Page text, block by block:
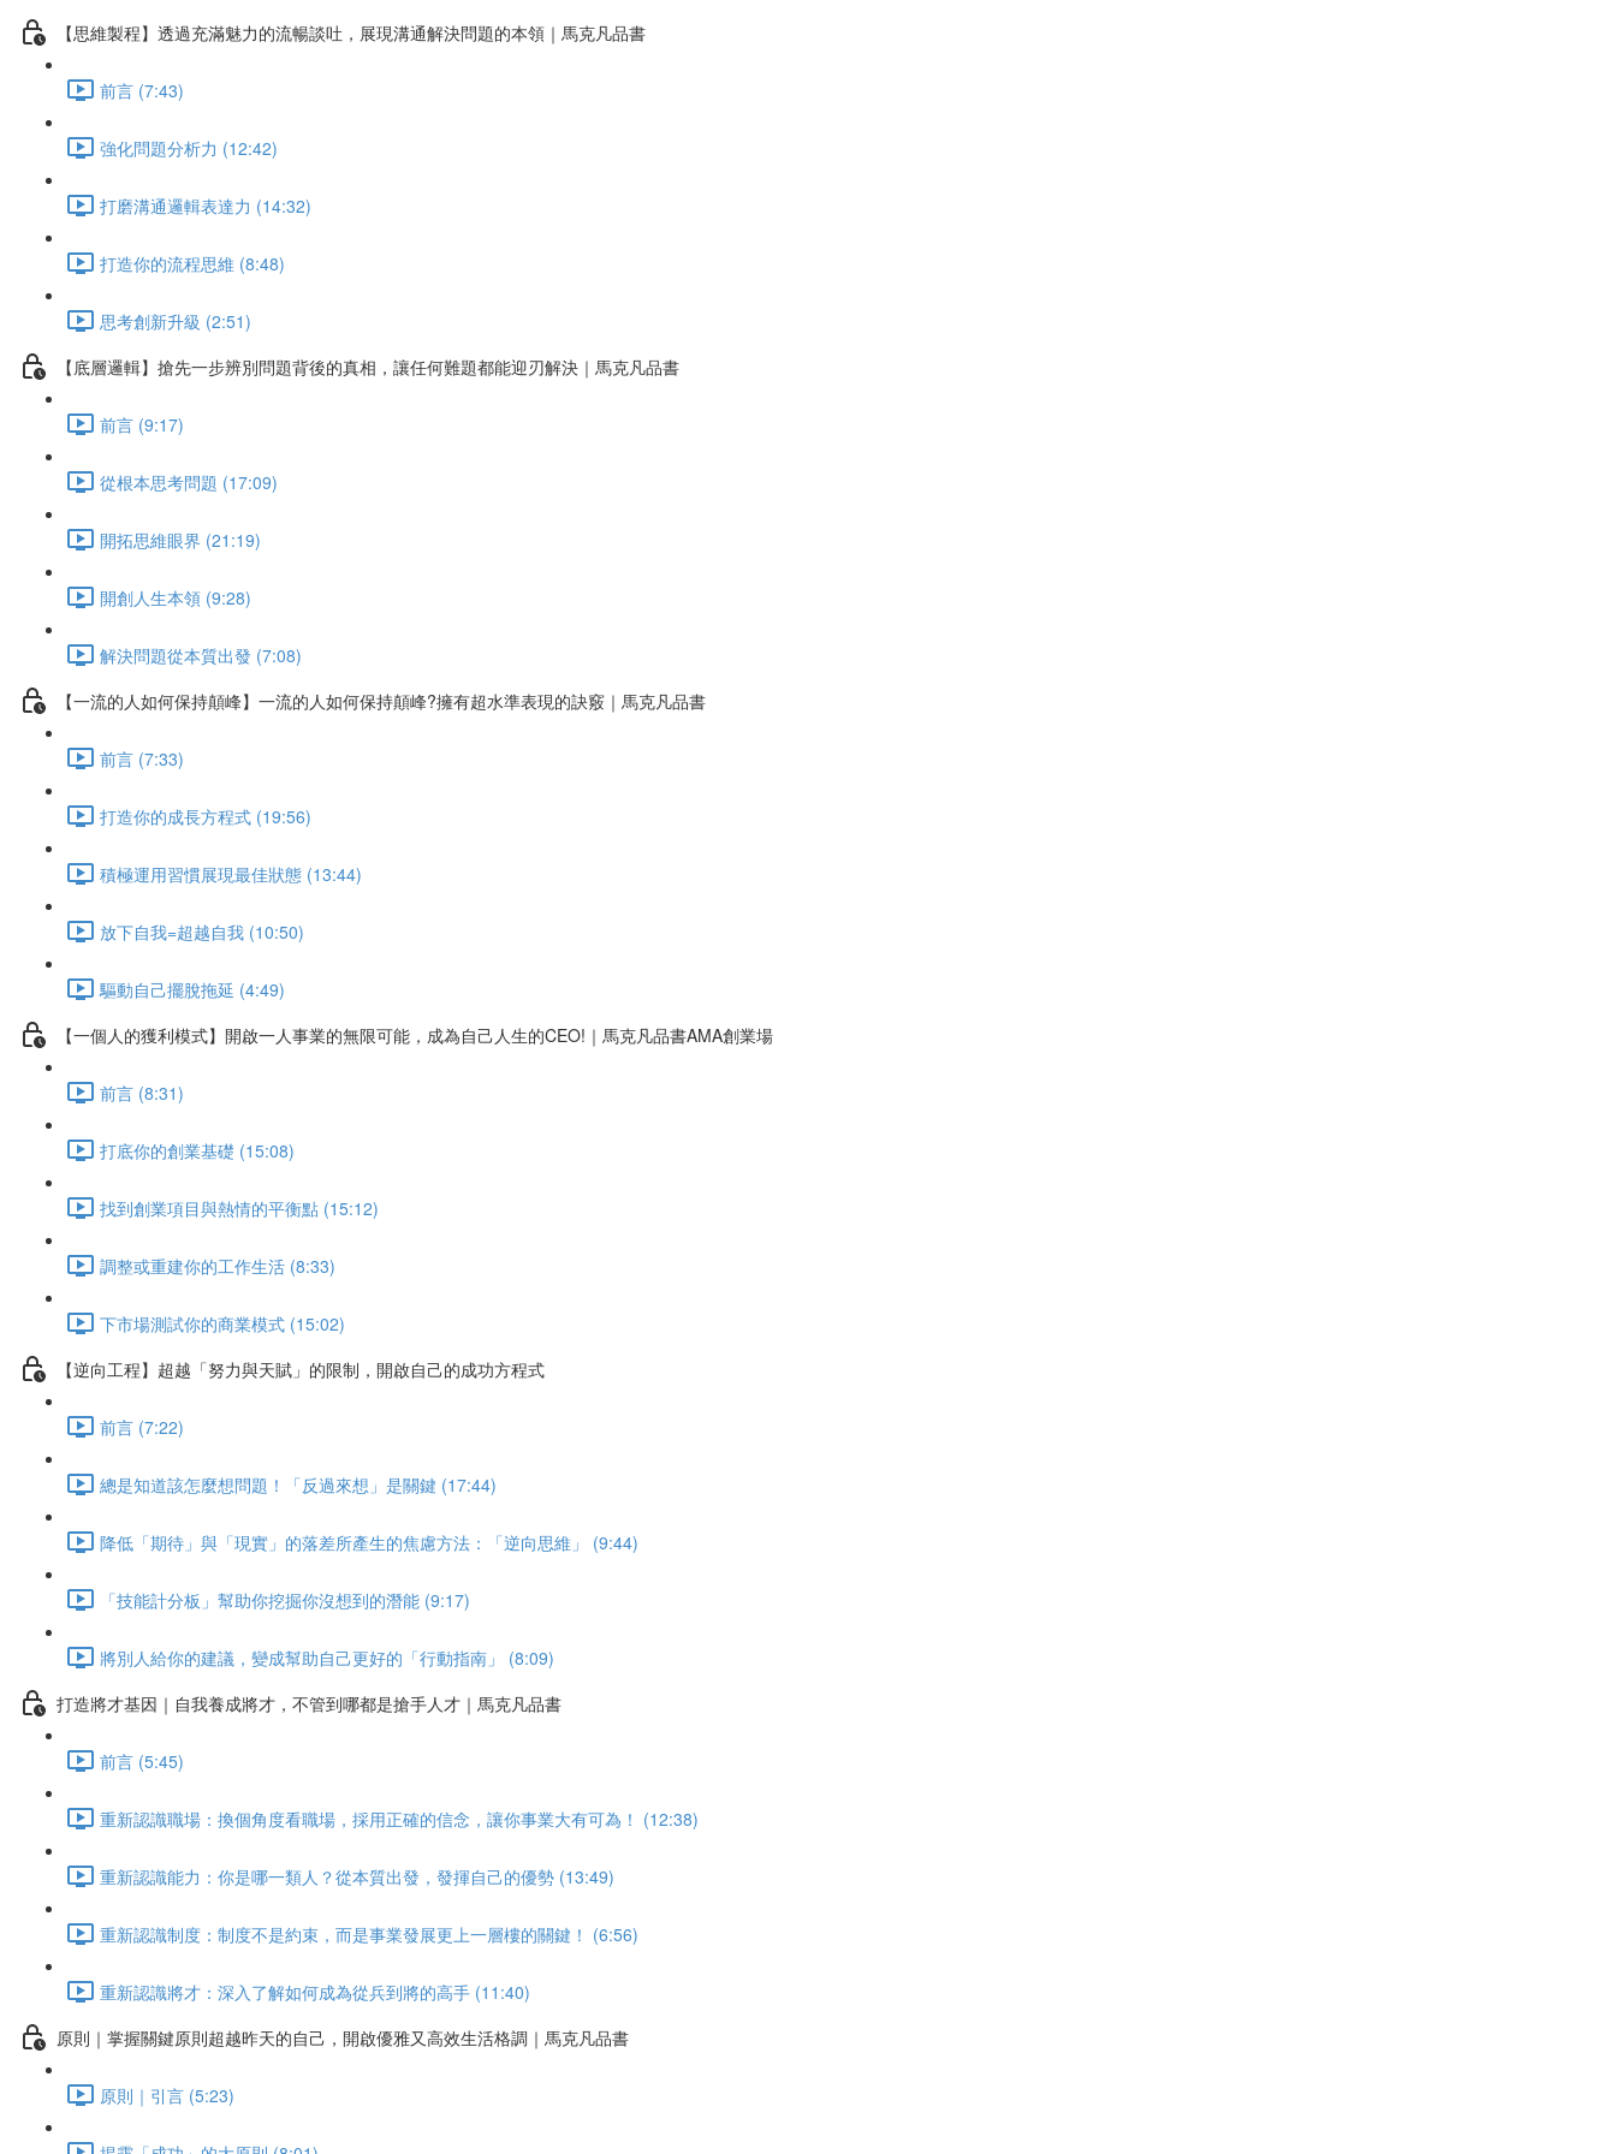
【思維製程】透過充滿魅力的流暢談吐，展現溝通解決問題的本領｜馬克凡品書
前言 (7:43)
強化問題分析力 (12:42)
打磨溝通邏輯表達力 (14:32)
打造你的流程思維 (8:48)
思考創新升級 (2:51)
【底層邏輯】搶先一步辨別問題背後的真相，讓任何難題都能迎刃解決｜馬克凡品書
前言 (9:17)
從根本思考問題 (17:09)
開拓思維眼界 (21:19)
開創人生本領 (9:28)
解決問題從本質出發 (7:08)
【一流的人如何保持顛峰】一流的人如何保持顛峰?擁有超水準表現的訣竅｜馬克凡品書
前言 (7:33)
打造你的成長方程式 (19:56)
積極運用習慣展現最佳狀態 (13:44)
放下自我=超越自我 (10:50)
驅動自己擺脫拖延 (4:49)
【一個人的獲利模式】開啟一人事業的無限可能，成為自己人生的CEO!｜馬克凡品書AMA創業場
前言 (8:31)
打底你的創業基礎 (15:08)
找到創業項目與熱情的平衡點 (15:12)
調整或重建你的工作生活 (8:33)
下市場測試你的商業模式 (15:02)
【逆向工程】超越「努力與天賦」的限制，開啟自己的成功方程式
前言 (7:22)
總是知道該怎麼想問題！「反過來想」是關鍵 (17:44)
降低「期待」與「現實」的落差所產生的焦慮方法：「逆向思維」 (9:44)
「技能計分板」幫助你挖掘你沒想到的潛能 (9:17)
將別人給你的建議，變成幫助自己更好的「行動指南」 (8:09)
打造將才基因｜自我養成將才，不管到哪都是搶手人才｜馬克凡品書
前言 (5:45)
重新認識職場：換個角度看職場，採用正確的信念，讓你事業大有可為！ (12:38)
重新認識能力：你是哪一類人？從本質出發，發揮自己的優勢 (13:49)
重新認識制度：制度不是約束，而是事業發展更上一層樓的關鍵！ (6:56)
重新認識將才：深入了解如何成為從兵到將的高手 (11:40)
原則｜掌握關鍵原則超越昨天的自己，開啟優雅又高效生活格調｜馬克凡品書
原則｜引言 (5:23)